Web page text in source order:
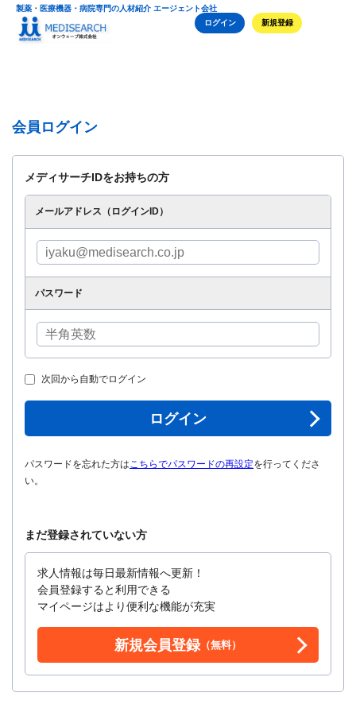
製薬・医療機器・病院専門の人材紹介 エージェント会社
ログイン
新規登録
会員ログイン
メディサーチIDをお持ちの方
メールアドレス（ログインID）
パスワード
次回から自動でログイン
ログイン
パスワードを忘れた方はこちらでパスワードの再設定を行ってくださ
い。
まだ登録されていない方
求人情報は毎日最新情報へ更新！
会員登録すると利用できる
マイページはより便利な機能が充実
新規会員登録（無料）